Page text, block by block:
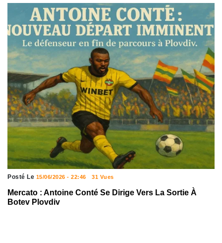
Posté Le 15/06/2026 - 22:46 31 Vues
Mercato : Antoine Conté Se Dirige Vers La Sortie À
Botev Plovdiv